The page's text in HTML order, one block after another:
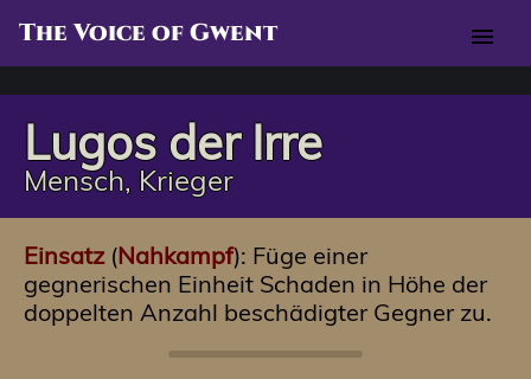
The Voice of Gwent menu
Lugos der Irre
Mensch, Krieger
Einsatz(Nahkampf): Füge einer
gegnerischen Einheit Schaden in Höhe der
doppelten Anzahl beschädigter Gegner zu.